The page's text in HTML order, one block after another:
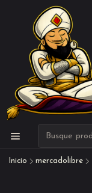
Inicio mercadolibre